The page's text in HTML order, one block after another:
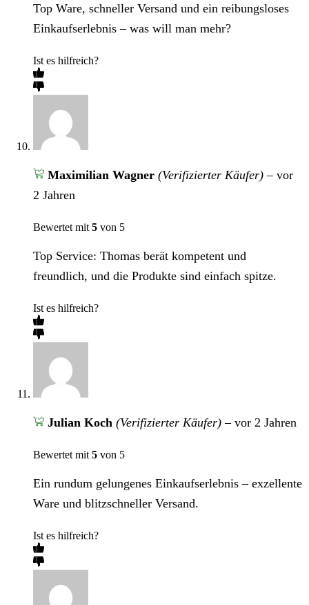
Top Ware, schneller Versand und ein reibungsloses
Einkaufserlebnis – was will man mehr?
Ist es hilfreich?
Maximilian Wagner (Verifizierter Käufer) – vor
2 Jahren
Bewertet mit 5 von 5
Top Service: Thomas berät kompetent und
freundlich, und die Produkte sind einfach spitze.
Ist es hilfreich?
Julian Koch (Verifizierter Käufer) – vor 2 Jahren
Bewertet mit 5 von 5
Ein rundum gelungenes Einkaufserlebnis – exzellente
Ware und blitzschneller Versand.
Ist es hilfreich?